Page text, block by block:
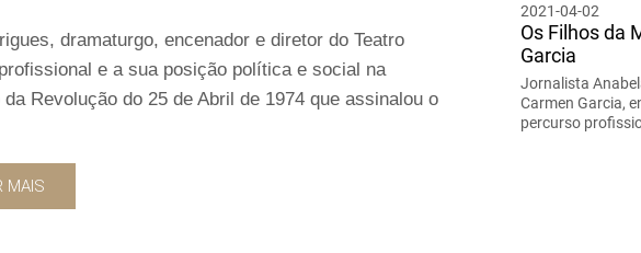
dramaturgo, encenador e diretor do Teatro
e a sua posição política e social na
Revolução do 25 de Abril de 1974 que assinalou o
MAIS
2021-04-02
Os Filhos da
Garcia
Jornalista
Carmen Garcia,
percurso